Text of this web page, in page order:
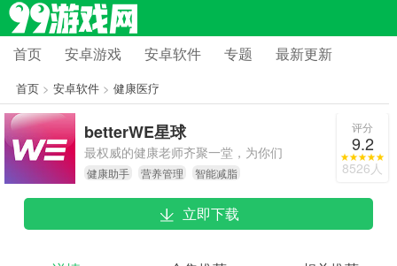
首页 安卓游戏 安卓软件 专题 最新更新
首页> 安卓软件> 健康医疗
betterWE星球
最权威的健康老师齐聚一堂，为你们
制定最适合的计划
健康助手 营养管理 智能减脂
评分
9.2
8526人
立即下载